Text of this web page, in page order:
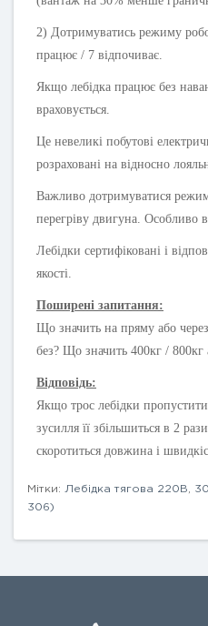
2) Дотримуватись режиму
працює / 7 відпочиває.
Якщо лебідка працює без
враховується.
Це невеликі побутові
розраховані на відносно
Важливо дотримуватися
перегріву двигуна. Особливо
Лебідки сертифіковані і
якості.
Поширені запитання:
Що значить на пряму або
без? Що значить 400кг /
Відповідь:
Якщо трос лебідки
зусилля її збільшиться в 2
скоротиться довжина і
Мітки: Лебідка тягова 220В
306)